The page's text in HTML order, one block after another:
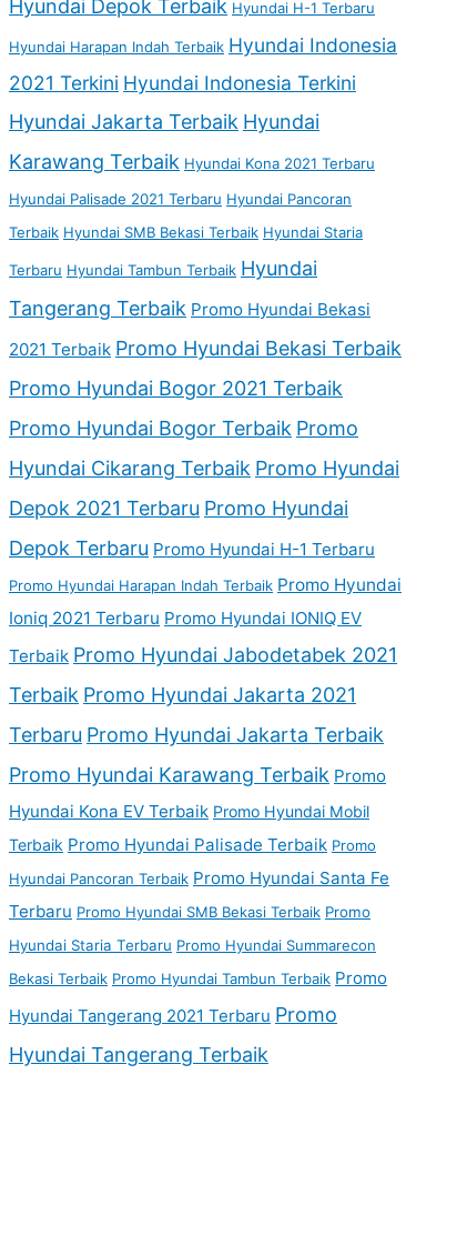
Hyundai Depok Terbaik Hyundai H-1 Terbaru
Hyundai Harapan Indah Terbaik Hyundai Indonesia
2021 Terkini Hyundai Indonesia Terkini
Hyundai Jakarta Terbaik Hyundai
Karawang Terbaik Hyundai Kona 2021 Terbaru
Hyundai Palisade 2021 Terbaru Hyundai Pancoran
Terbaik Hyundai SMB Bekasi Terbaik Hyundai Staria
Terbaru Hyundai Tambun Terbaik Hyundai
Tangerang Terbaik Promo Hyundai Bekasi
2021 Terbaik Promo Hyundai Bekasi Terbaik
Promo Hyundai Bogor 2021 Terbaik
Promo Hyundai Bogor Terbaik Promo
Hyundai Cikarang Terbaik Promo Hyundai
Depok 2021 Terbaru Promo Hyundai
Depok Terbaru Promo Hyundai H-1 Terbaru
Promo Hyundai Harapan Indah Terbaik Promo Hyundai
Ioniq 2021 Terbaru Promo Hyundai IONIQ EV
Terbaik Promo Hyundai Jabodetabek 2021
Terbaik Promo Hyundai Jakarta 2021
Terbaru Promo Hyundai Jakarta Terbaik
Promo Hyundai Karawang Terbaik Promo
Hyundai Kona EV Terbaik Promo Hyundai Mobil
Terbaik Promo Hyundai Palisade Terbaik Promo
Hyundai Pancoran Terbaik Promo Hyundai Santa Fe
Terbaru Promo Hyundai SMB Bekasi Terbaik Promo
Hyundai Staria Terbaru Promo Hyundai Summarecon
Bekasi Terbaik Promo Hyundai Tambun Terbaik Promo
Hyundai Tangerang 2021 Terbaru Promo
Hyundai Tangerang Terbaik